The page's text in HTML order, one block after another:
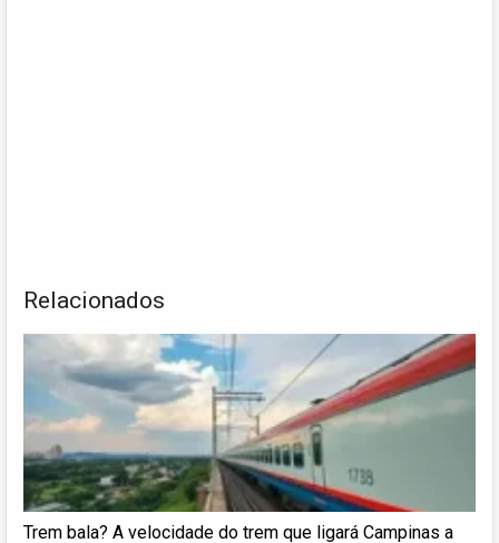
Relacionados
Trem bala? A velocidade do trem que ligará Campinas a